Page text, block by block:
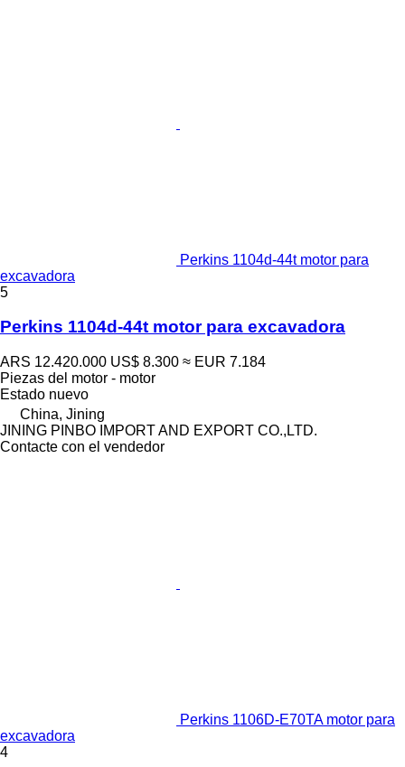
Perkins 1104d-44t motor para
excavadora
5
Perkins 1104d-44t motor para excavadora
ARS 12.420.000 US$ 8.300 ≈ EUR 7.184
Piezas del motor - motor
Estado nuevo
China, Jining
JINING PINBO IMPORT AND EXPORT CO.,LTD.
Contacte con el vendedor
Perkins 1106D-E70TA motor para
excavadora
4